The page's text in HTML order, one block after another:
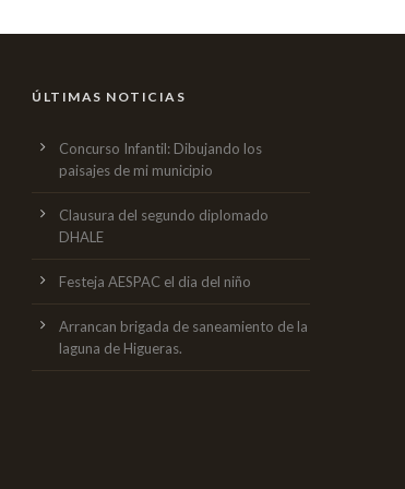
ÚLTIMAS NOTICIAS
Concurso Infantil: Dibujando los
paisajes de mi municipio
Clausura del segundo diplomado
DHALE
Festeja AESPAC el dia del niño
Arrancan brigada de saneamiento de la
laguna de Higueras.